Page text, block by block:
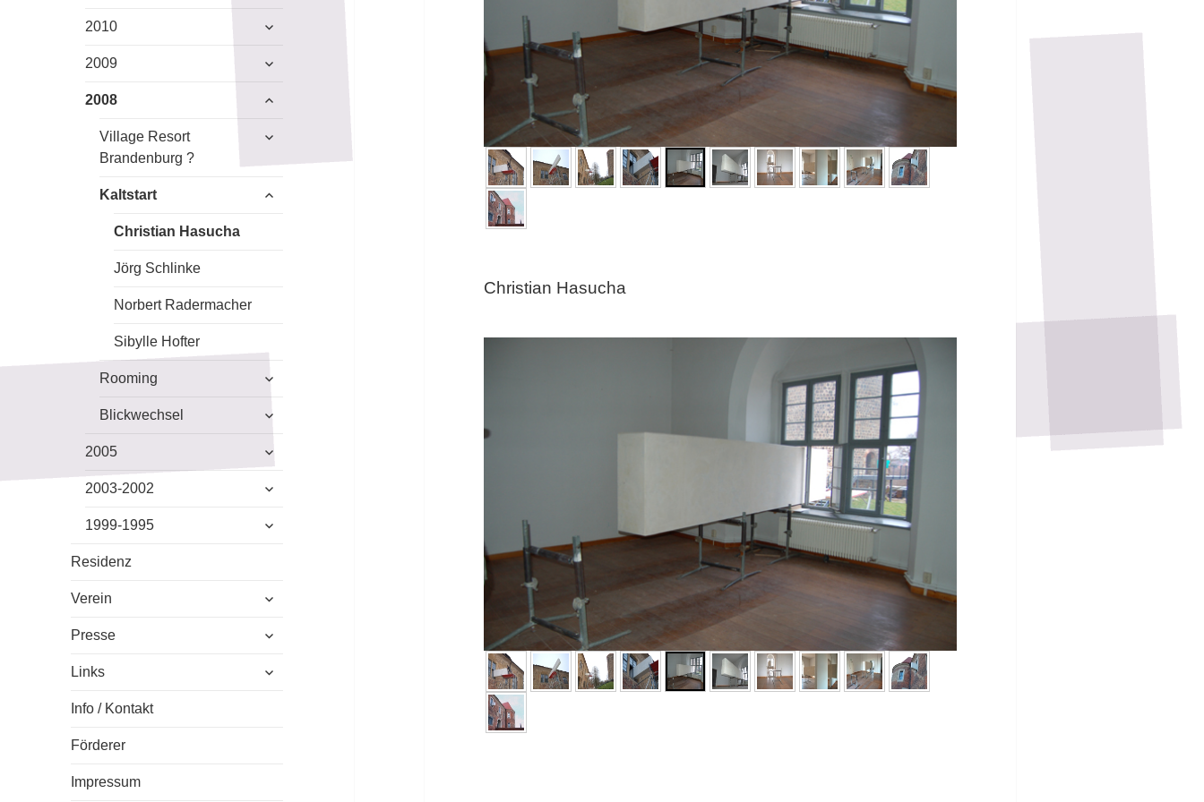
2010
untermenü
2009
untermenü
2008
untermenü
Village Resort
Brandenburg ?
untermenü
Kaltstart
untermenü
Christian Hasucha
Jörg Schlinke
Norbert Radermacher
Sibylle Hofter
Rooming
untermenü
anzeigen
Blickwechsel
untermenü
anzeigen
2005
untermenü
anzeigen
2003-2002
untermenü
1999-1995
untermenü
Residenz
Verein
untermenü
Presse
untermenü
Links
untermenü
Info / Kontakt
Förderer
Impressum
Christian Hasucha